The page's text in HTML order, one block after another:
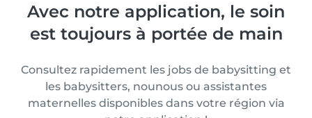
Avec notre application, le soin
est toujours à portée de main
Consultez rapidement les jobs de babysitting et
les babysitters, nounous ou assistantes
maternelles disponibles dans votre région via